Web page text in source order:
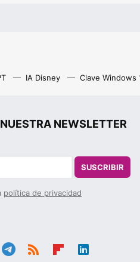
IA Disney Clave Windows
NEWSLETTER
SUSCRIBIR
política de privacidad